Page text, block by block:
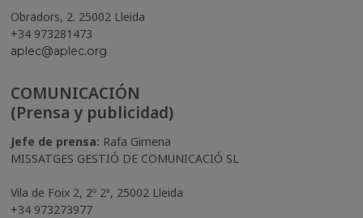
Obradors, 2. 25002 Lleida
+34 973281473
aplec@aplec.org
COMUNICACIÓN
(Prensa y publicidad)
Jefe de prensa: Rafa Gimena
MISSATGES GESTIÓ DE COMUNICACIÓ SL
Vila de Foix 2, 2º 2ª, 25002 Lleida
+34 973273977